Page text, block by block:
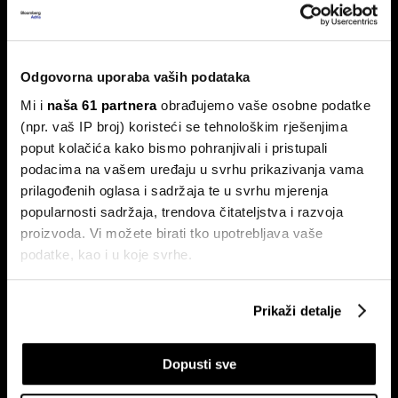
Odgovorna uporaba vaših podataka
Mi i naša 61 partneraobrađujemo vaše osobne podatke
(npr. vaš IP broj) koristeći se tehnološkim rješenjima
poput kolačića kako bismo pohranjivali i pristupali
podacima na vašem uređaju u svrhu prikazivanja vama
prilagođenih oglasa i sadržaja te u svrhu mjerenja
popularnosti sadržaja, trendova čitateljstva i razvoja
proizvoda. Vi možete birati tko upotrebljava vaše
podatke, kao i u koje svrhe.
Prikupljati podatke o vašoj geografskoj lokaciji,
koji mogu biti precizni do radijusa od nekoliko metara
Prepoznati vaš uređaj tako što ćemo aktivno
skenirati njegove određene karakteristike ("uzimanje
Prikaži detalje
Dopusti sve
Slovenije ne izlaze iz fokusa
Na Zagrebačkoj burzi smirivanje prometa u odnosu na
protekli mjesec.
Končar zablistao u izvještajima,
analitika daje presjek!